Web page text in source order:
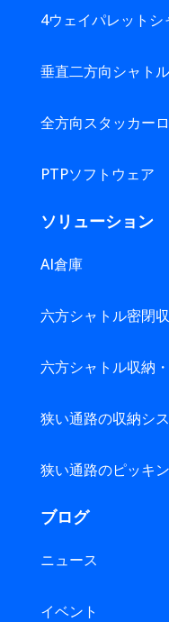
4ウェイパレットシ
垂直二方向シャトル
全方向スタッカー
PTPソフトウェア
ソリューション
AI倉庫
六方シャトル密閉
六方シャトル収納
狭い通路の収納シ
狭い通路のピッキ
ブログ
ニュース
イベント